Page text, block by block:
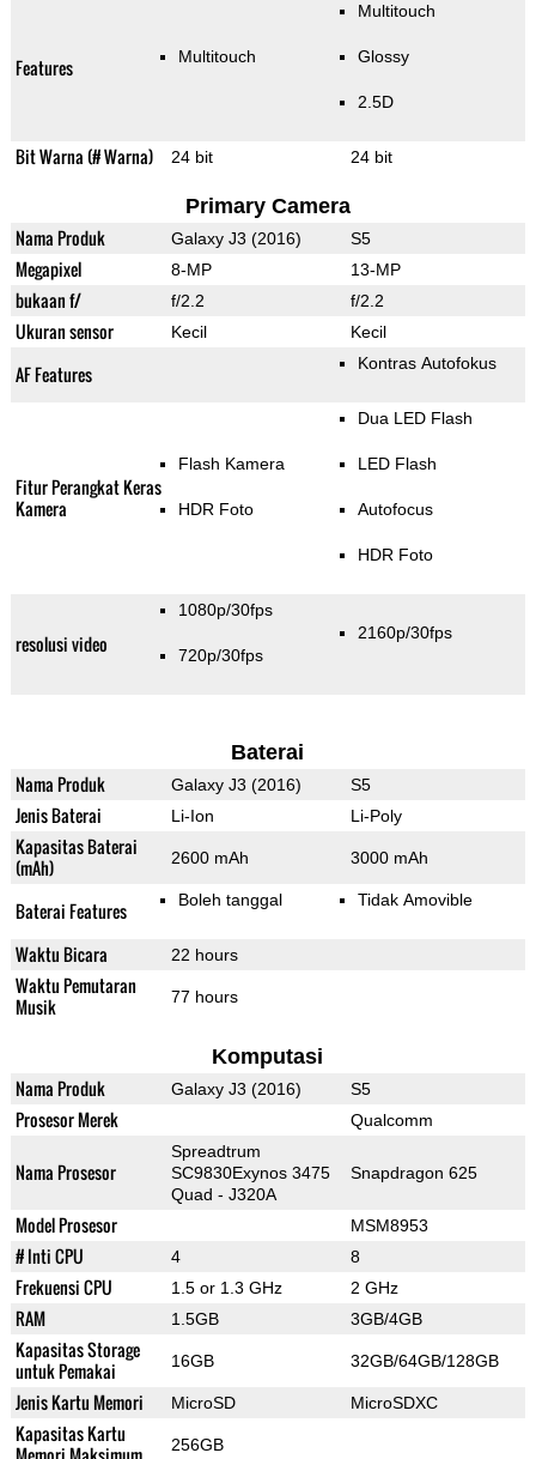
Features Multitouch
Multitouch
Glossy
2.5D
Bit Warna (# Warna) 24 bit 24 bit
Primary Camera
Nama Produk Galaxy J3 (2016) S5
Megapixel 8-MP 13-MP
bukaan f/ f/2.2 f/2.2
Ukuran sensor Kecil Kecil
AF Features Kontras Autofokus
Fitur Perangkat Keras
Kamera
Flash Kamera
HDR Foto
Dua LED Flash
LED Flash
Autofocus
HDR Foto
resolusi video
1080p/30fps
720p/30fps
2160p/30fps
Baterai
Nama Produk Galaxy J3 (2016) S5
Jenis Baterai Li-Ion Li-Poly
Kapasitas Baterai
(mAh)
2600 mAh 3000 mAh
Baterai Features Boleh tanggal Tidak Amovible
Waktu Bicara 22 hours
Waktu Pemutaran
Musik
77 hours
Komputasi
Nama Produk Galaxy J3 (2016) S5
Prosesor Merek Qualcomm
Nama Prosesor
Spreadtrum
SC9830Exynos 3475
Quad - J320A
Snapdragon 625
Model Prosesor MSM8953
# Inti CPU 4 8
Frekuensi CPU 1.5 or 1.3 GHz 2 GHz
RAM 1.5GB 3GB/4GB
Kapasitas Storage
untuk Pemakai
16GB 32GB/64GB/128GB
Jenis Kartu Memori MicroSD MicroSDXC
Kapasitas Kartu
256GB